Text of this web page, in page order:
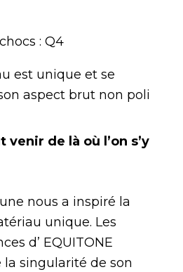
: Q4
est unique et se
aspect brut non poli
venir de là où l’on s’y
nous a inspiré la
unique. Les
d’ EQUITONE
la singularité de son